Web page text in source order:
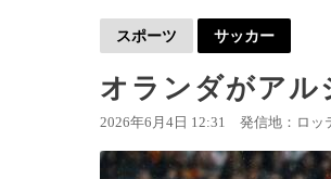
スポーツ サッカー
オランダがアル
2026年6月4日 12:31 発信地：ロッ